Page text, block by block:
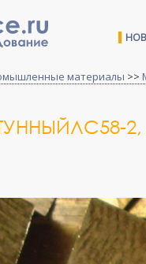
материалы >>